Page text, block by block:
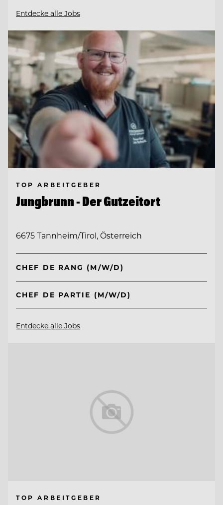
Entdecke alle Jobs
TOP ARBEITGEBER
Jungbrunn - Der Gutzeitort
6675 Tannheim/Tirol, Österreich
CHEF DE RANG (M/W/D)
CHEF DE PARTIE (M/W/D)
Entdecke alle Jobs
TOP ARBEITGEBER